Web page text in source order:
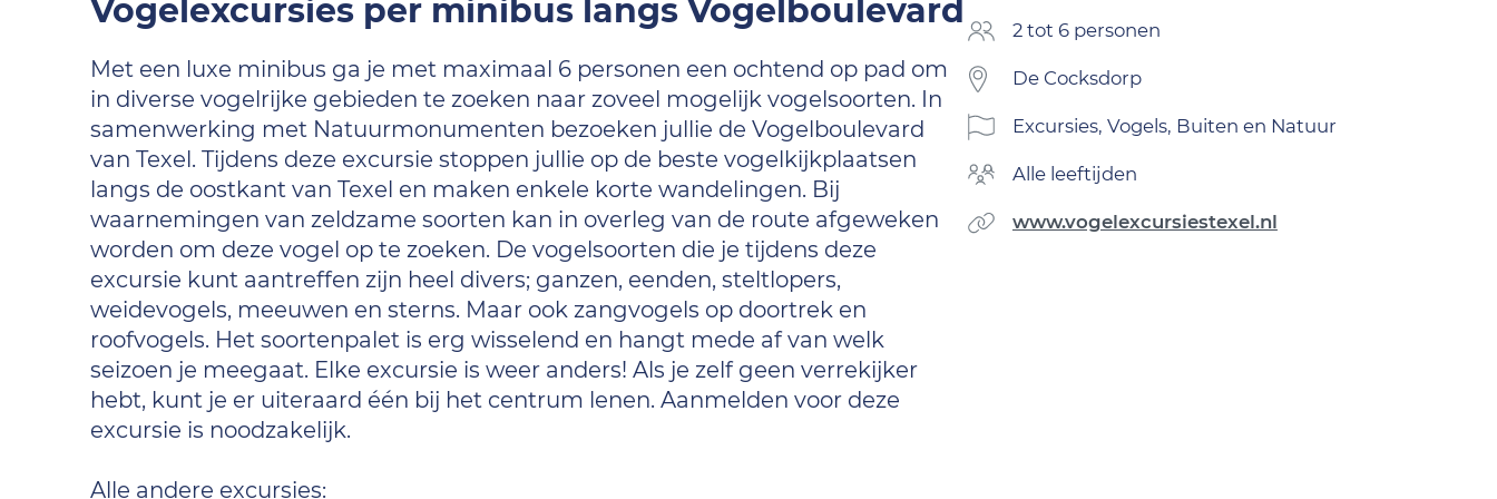
Vogelexcursies per minibus langs Vogelboulevard
Met een luxe minibus ga je met maximaal 6 personen een ochtend op pad om
in diverse vogelrijke gebieden te zoeken naar zoveel mogelijk vogelsoorten. In
samenwerking met Natuurmonumenten bezoeken jullie de Vogelboulevard
van Texel. Tijdens deze excursie stoppen jullie op de beste vogelkijkplaatsen
langs de oostkant van Texel en maken enkele korte wandelingen. Bij
waarnemingen van zeldzame soorten kan in overleg van de route afgeweken
worden om deze vogel op te zoeken. De vogelsoorten die je tijdens deze
excursie kunt aantreffen zijn heel divers; ganzen, eenden, steltlopers,
weidevogels, meeuwen en sterns. Maar ook zangvogels op doortrek en
roofvogels. Het soortenpalet is erg wisselend en hangt mede af van welk
seizoen je meegaat. Elke excursie is weer anders! Als je zelf geen verrekijker
hebt, kunt je er uiteraard één bij het centrum lenen. Aanmelden voor deze
excursie is noodzakelijk.
Alle andere excursies:
2 tot 6 personen
De Cocksdorp
Excursies, Vogels, Buiten en Natuur
alle leeftijden
www.vogelexcursiestexel.nl